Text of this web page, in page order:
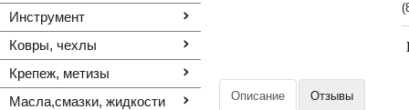
Инструмент
Ковры, чехлы
Крепеж, метизы
Масла,смазки, жидкости
Описание Отзывы